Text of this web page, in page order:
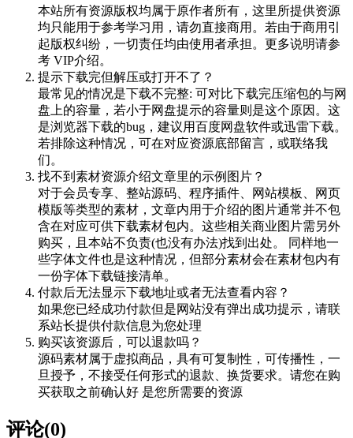
本站所有资源版权均属于原作者所有，这里所提供资源
均只能用于参考学习用，请勿直接商用。若由于商用引
起版权纠纷，一切责任均由使用者承担。更多说明请参
考 VIP介绍。
提示下载完但解压或打开不了？
最常见的情况是下载不完整: 可对比下载完压缩包的与网
盘上的容量，若小于网盘提示的容量则是这个原因。这
是浏览器下载的bug，建议用百度网盘软件或迅雷下载。
若排除这种情况，可在对应资源底部留言，或联络我
们。
找不到素材资源介绍文章里的示例图片？
对于会员专享、整站源码、程序插件、网站模板、网页
模版等类型的素材，文章内用于介绍的图片通常并不包
含在对应可供下载素材包内。这些相关商业图片需另外
购买，且本站不负责(也没有办法)找到出处。 同样地一
些字体文件也是这种情况，但部分素材会在素材包内有
一份字体下载链接清单。
付款后无法显示下载地址或者无法查看内容？
如果您已经成功付款但是网站没有弹出成功提示，请联
系站长提供付款信息为您处理
购买该资源后，可以退款吗？
源码素材属于虚拟商品，具有可复制性，可传播性，一
旦授予，不接受任何形式的退款、换货要求。请您在购
买获取之前确认好 是您所需要的资源
评论(0)